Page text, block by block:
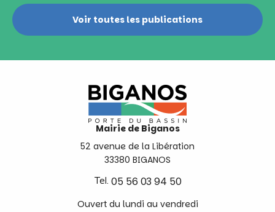
Voir toutes les publications
Mairie de Biganos
52 avenue de la Libération
33380 BIGANOS
Tel. 05 56 03 94 50
Ouvert du lundi au vendredi